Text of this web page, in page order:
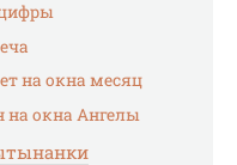
на окна месяц
окна Ангелы